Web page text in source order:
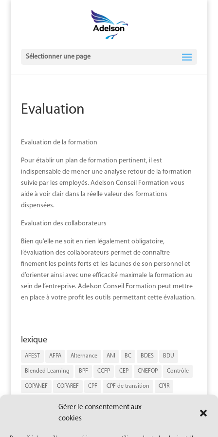
Gérer le consentement aux
cookies
Sélectionner une page
Evaluation
Evaluation de la formation
Pour établir un plan de formation pertinent, il est
indispensable de mener une analyse retour de la formation
suivie par les employés. Adelson Conseil Formation vous
aide à voir clair dans la réelle valeur des formations
dispensées.
Evaluation des collaborateurs
Bien qu’elle ne soit en rien légalement obligatoire,
l’évaluation des collaborateurs permet de connaître
finement les points forts et les lacunes de son personnel et
d’orienter ainsi avec une efficacité maximale la formation au
sein de l’entreprise. Adelson Conseil Formation peut mettre
en place à votre profit les outils permettant cette évaluation.
lexique
AFEST AFPA Alternance ANI BC BDES BDU
Blended Learning BPF CCFP CEP CNEFOP Contrôle
COPANEF COPAREF CPF CPF de transition CPIR
GPEC